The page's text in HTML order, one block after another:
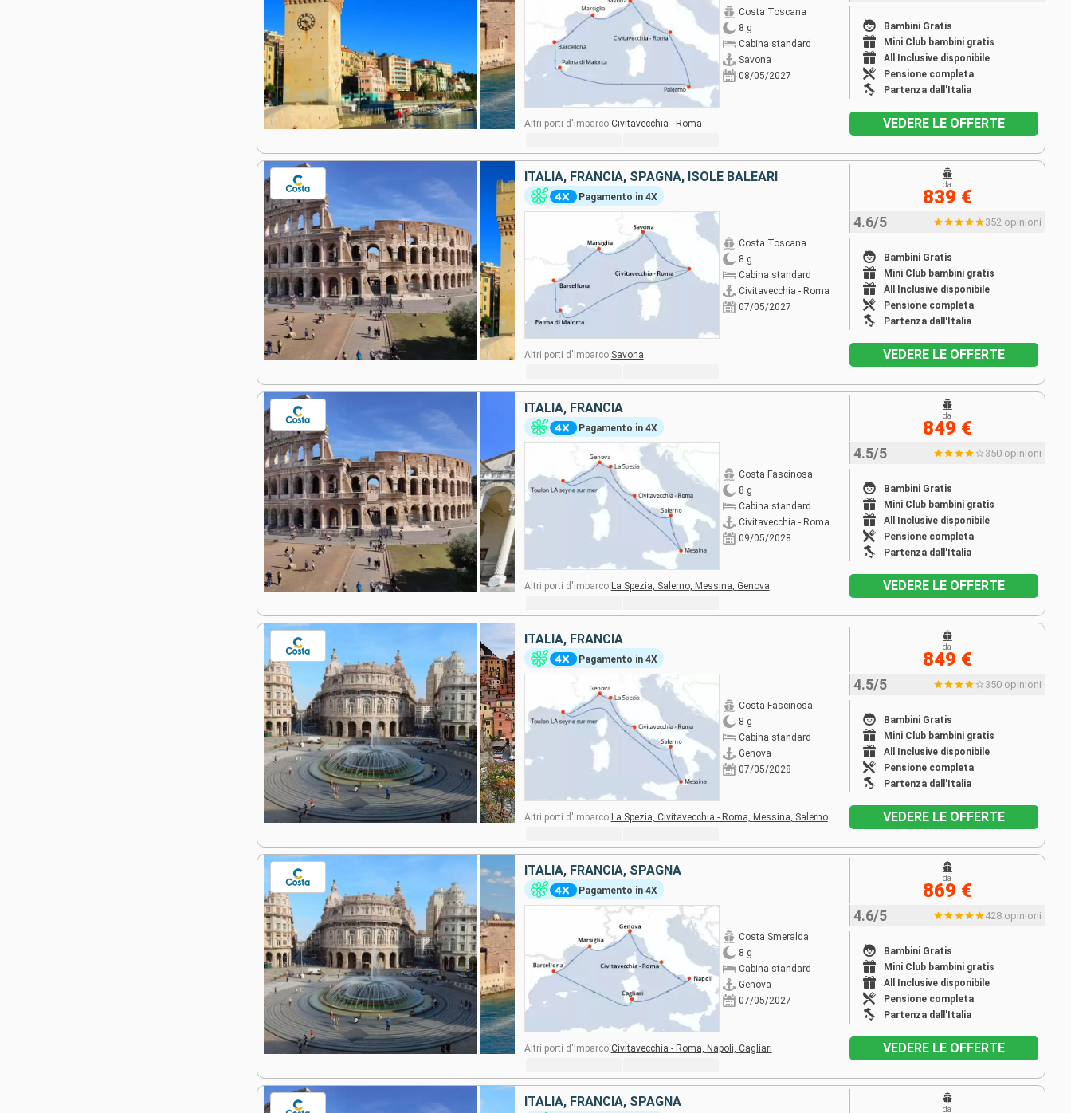
Costa Toscana
8 g
Cabina standard
Savona
08/05/2027
Bambini Gratis
Mini Club bambini gratis
All Inclusive disponibile
Pensione completa
Partenza dall'Italia
Altri porti d'imbarco:Civitavecchia - Roma VEDERE LE OFFERTE
ITALIA, FRANCIA, SPAGNA, ISOLE BALEARI
Pagamento in 4X
Costa Toscana
8 g
Cabina standard
Civitavecchia - Roma
07/05/2027
4.6/5 352 opinioni
Bambini Gratis
Mini Club bambini gratis
All Inclusive disponibile
Pensione completa
Partenza dall'Italia
da
839 €
Altri porti d'imbarco:Savona VEDERE LE OFFERTE
ITALIA, FRANCIA
Pagamento in 4X
Costa Fascinosa
8 g
Cabina standard
Civitavecchia - Roma
09/05/2028
4.5/5 350 opinioni
Bambini Gratis
Mini Club bambini gratis
All Inclusive disponibile
Pensione completa
Partenza dall'Italia
da
849 €
Altri porti d'imbarco:La Spezia, Salerno, Messina, Genova VEDERE LE OFFERTE
ITALIA, FRANCIA
Pagamento in 4X
Costa Fascinosa
8 g
Cabina standard
Genova
07/05/2028
4.5/5 350 opinioni
Bambini Gratis
Mini Club bambini gratis
All Inclusive disponibile
Pensione completa
Partenza dall'Italia
da
849 €
Altri porti d'imbarco:La Spezia, Civitavecchia - Roma, Messina, Salerno VEDERE LE OFFERTE
ITALIA, FRANCIA, SPAGNA
Pagamento in 4X
Costa Smeralda
8 g
Cabina standard
Genova
07/05/2027
4.6/5 428 opinioni
Bambini Gratis
Mini Club bambini gratis
All Inclusive disponibile
Pensione completa
Partenza dall'Italia
da
869 €
Altri porti d'imbarco:Civitavecchia - Roma, Napoli, Cagliari VEDERE LE OFFERTE
ITALIA, FRANCIA, SPAGNA
da